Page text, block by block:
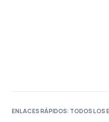
ENLACES RÁPIDOS: TODOS LOS